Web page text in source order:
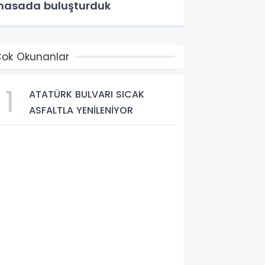
buluşturduk
Okunanlar
1
ATATÜRK BULVARI SICAK
ASFALTLA YENİLENİYOR